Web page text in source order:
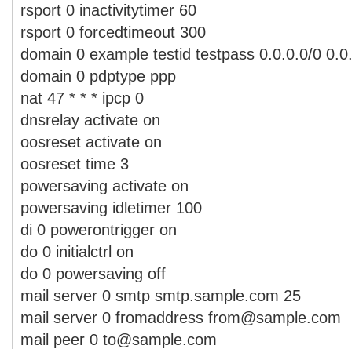
rsport 0 inactivitytimer 60
rsport 0 forcedtimeout 300
domain 0 example testid testpass 0.0.0.0/0
domain 0 pdptype ppp
nat 47 * * * ipcp 0
dnsrelay activate on
oosreset activate on
oosreset time 3
powersaving activate on
powersaving idletimer 100
di 0 powerontrigger on
do 0 initialctrl on
do 0 powersaving off
mail server 0 smtp smtp.sample.com 25
mail server 0 fromaddress from@sample.com
mail peer 0 to@sample.com